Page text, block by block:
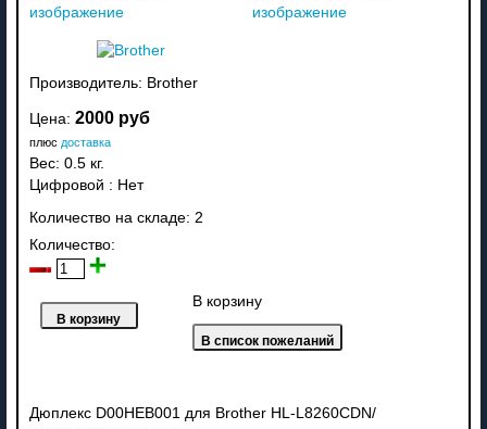
изображение
изображение
Производитель: Brother
Цена: 2000 руб
плюс доставка
Вес: 0.5 кг.
Цифровой : Нет
Количество на складе: 2
Количество:
В корзину
Дюплекс D00HEB001 для Brother HL-L8260CDN/